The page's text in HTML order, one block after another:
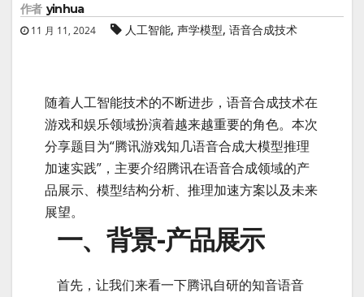
作者 yinhua
11 月 11, 2024 人工智能, 声学模型, 语音合成技术
随着人工智能技术的不断进步，语音合成技术在
游戏和娱乐领域扮演着越来越重要的角色。本次
分享题目为“腾讯游戏知几语音合成大模型推理
加速实践”，主要介绍腾讯在语音合成领域的产
品展示、模型结构分析、推理加速方案以及未来
展望。
一、背景-产品展示
首先，让我们来看一下腾讯自研的知音语音